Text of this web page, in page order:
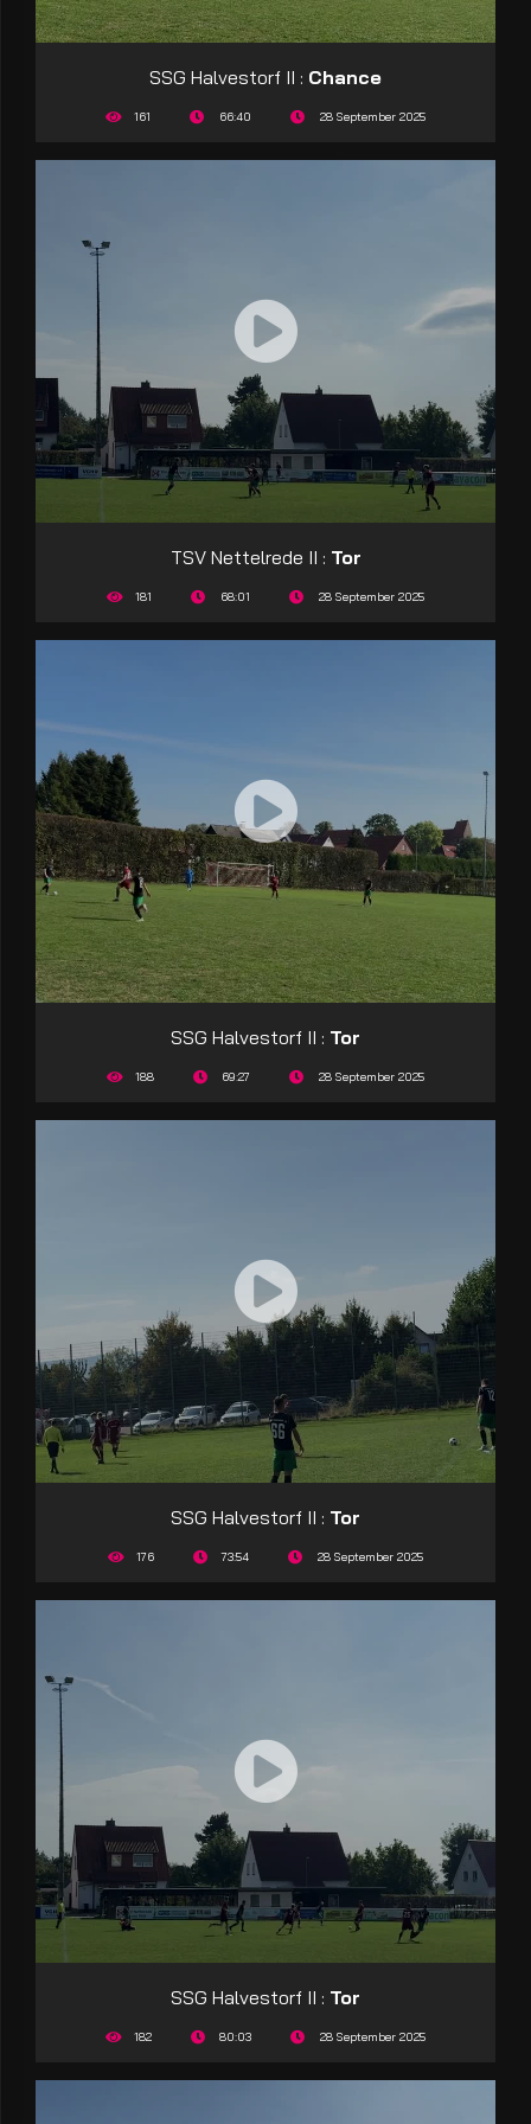
SSG Halvestorf II : Chance
161 66:40 28 September 2025
TSV Nettelrede II : Tor
181 68:01 28 September 2025
SSG Halvestorf II : Tor
188 69:27 28 September 2025
SSG Halvestorf II : Tor
176 73:54 28 September 2025
SSG Halvestorf II : Tor
182 80:03 28 September 2025